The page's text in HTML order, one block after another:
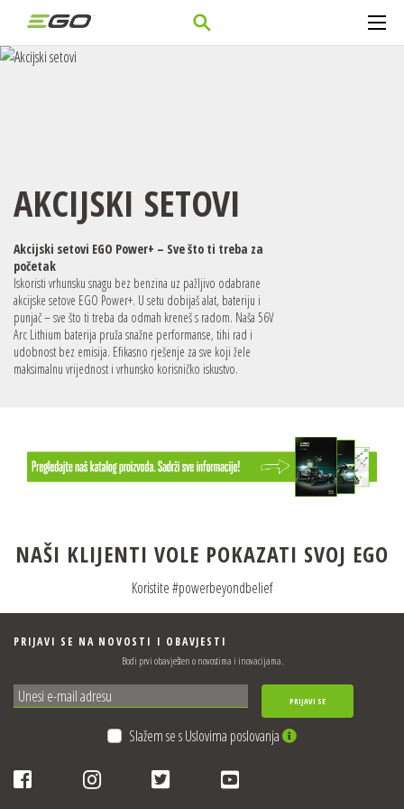
AKCIJSKI SETOVI
Akcijski setovi EGO Power+ – Sve što ti treba za
početak
Iskoristi vrhunsku snagu bez benzina uz pažljivo odabrane
akcijske setove EGO Power+. U setu dobijaš alat, bateriju i
punjač – sve što ti treba da odmah kreneš s radom. Naša 56V
Arc Lithium baterija pruža snažne performanse, tihi rad i
udobnost bez emisija. Efikasno rješenje za sve koji žele
maksimalnu vrijednost i vrhunsko korisničko iskustvo.
NAŠI KLIJENTI VOLE POKAZATI SVOJ EGO
Koristite #powerbeyondbelief
PRIJAVI SE NA NOVOSTI I OBAVJESTI
Bodi prvi obavješten o novostima i inovacijama.
PRIJAVI SE
Slažem se s Uslovima poslovanja